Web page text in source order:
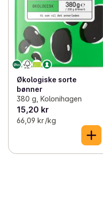
Økologiske sorte
bønner
380 g, Kolonihagen
15,20 kr
66,09 kr /kg